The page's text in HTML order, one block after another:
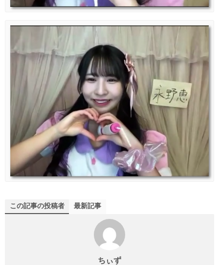
この記事の投稿者 最新記事
ちぃず